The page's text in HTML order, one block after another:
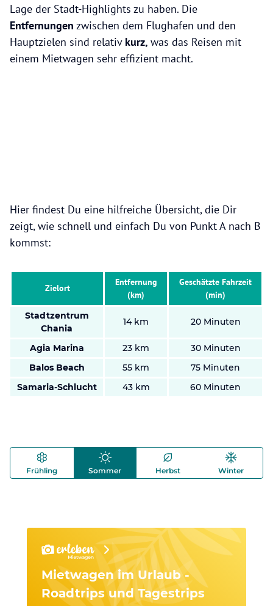
Lage der Stadt-Highlights zu haben. Die
Entfernungen zwischen dem Flughafen und den
Hauptzielen sind relativ kurz, was das Reisen mit
einem Mietwagen sehr effizient macht.
Hier findest Du eine hilfreiche Übersicht, die Dir
zeigt, wie schnell und einfach Du von Punkt A nach B
kommst:
Zielort
Entfernung
(km)
Geschätzte Fahrzeit
(min)
Stadtzentrum
Chania
14 km 20 Minuten
Agia Marina 23 km
30 Minuten
Balos Beach
55 km
75 Minuten
Samaria-Schlucht
43 km 60 Minuten
Frühling Sommer Herbst Winter
Mietwagen im Urlaub -
Roadtrips und Tagestrips